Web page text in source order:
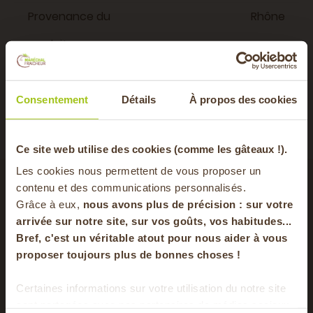
Consentement Détails À propos des cookies
Ce site web utilise des cookies (comme les gâteaux !).
Les cookies nous permettent de vous proposer un
contenu et des communications personnalisés.
Grâce à eux, nous avons plus de précision : sur votre
arrivée sur notre site, sur vos goûts, vos habitudes...
Bref, c'est un véritable atout pour nous aider à vous
proposer toujours plus de bonnes choses !
Certaines informations sur votre utilisation du notre site
Provenance du
produit
Rhône
Bocal en verre
Dégustation
A cuisiner, A
avec cet ingrédient
-20% offerts sur
votre panier
en vous inscrivant à notre newsletter